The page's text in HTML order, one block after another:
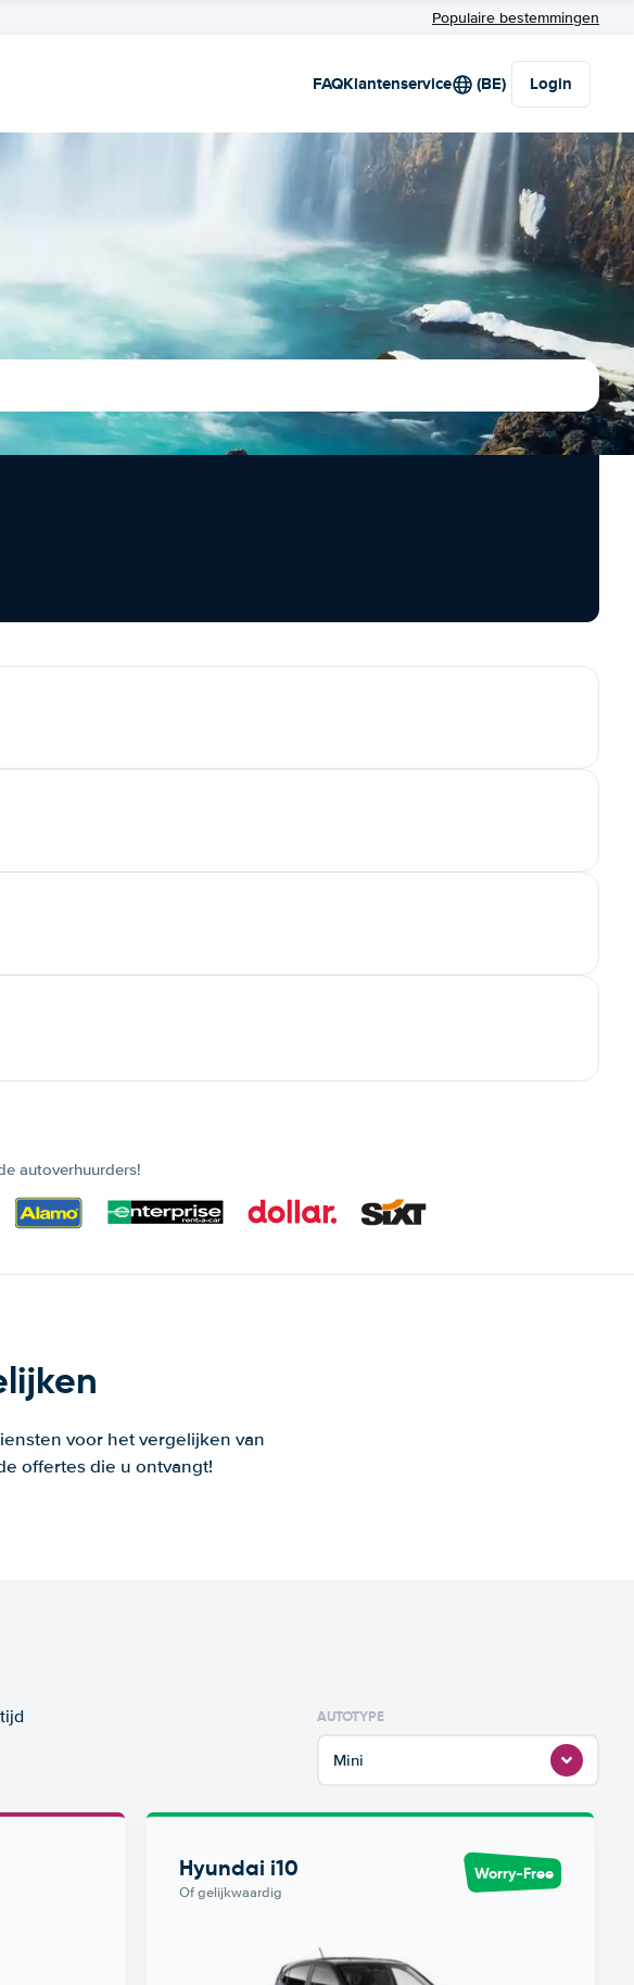
Populaire bestemmingen
FAQKlantenservice (BE) Login
autoverhuurders!
voor het vergelijken van
offertes die u ontvangt!
AUTOTYPE
Mini
Hyundai i10
Of gelijkwaardig
Worry-Free